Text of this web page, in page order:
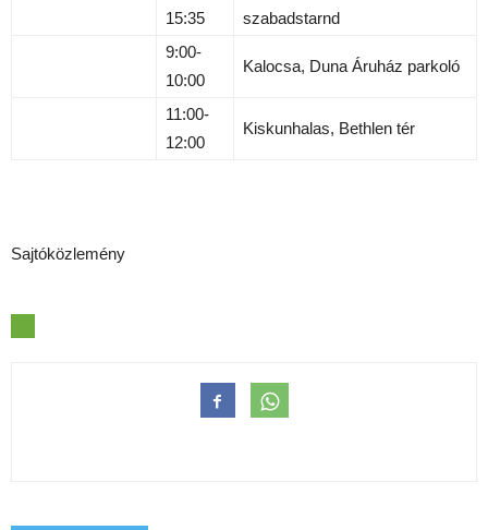
15:35
szabadstarnd
9:00-
10:00
Kalocsa, Duna Áruház parkoló
11:00-
12:00
Kiskunhalas, Bethlen tér
Sajtóközlemény